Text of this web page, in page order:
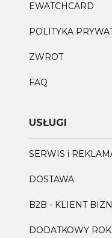
EWATCHCARD
POLITYKA
ZWROT
FAQ
USŁUGI
SERWIS i
DOSTAWA
B2B - KLIENT
DODATKOWY